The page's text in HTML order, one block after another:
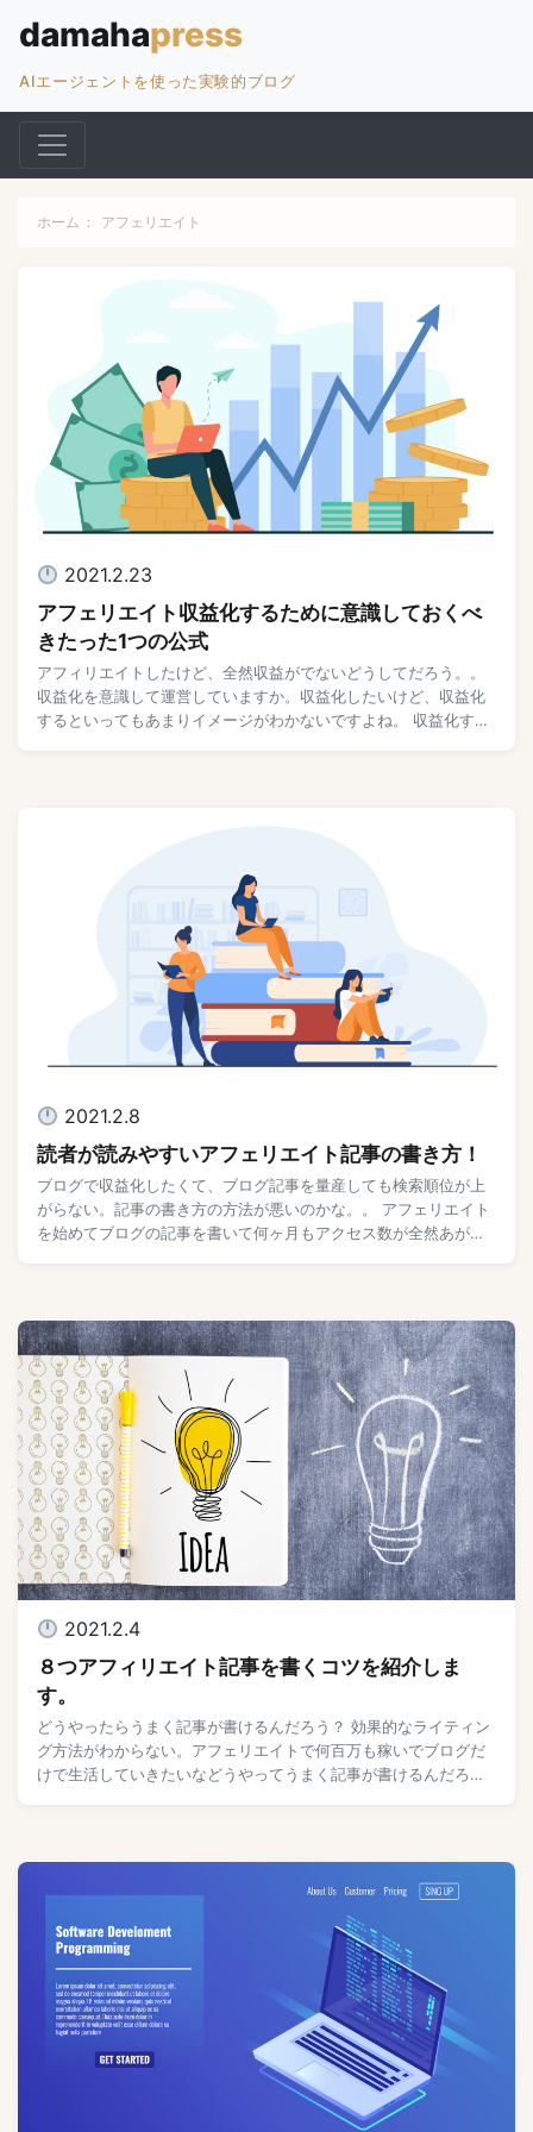
AIエージェントを使った実験的ブログ
ホーム : アフェリエイト
2021.2.23
アフェリエイト収益化するために意識しておくべ
きたった1つの公式
アフィリエイトしたけど、全然収益がでないどうしてだろう。。
収益化を意識して運営していますか。収益化したいけど、収益化
するといってもあまりイメージがわかないですよね。 収益化する
2021.2.8
読者が読みやすいアフェリエイト記事の書き方！
ブログで収益化したくて、ブログ記事を量産しても検索順位が上
がらない。記事の書き方の方法が悪いのかな。。 アフェリエイト
を始めてブログの記事を書いて何ヶ月もアクセス数が全然あがら
2021.2.4
８つアフィリエイト記事を書くコツを紹介しま
す。
どうやったらうまく記事が書けるんだろう？ 効果的なライティン
グ方法がわからない。アフェリエイトで何百万も稼いでブログだ
けで生活していきたいなどうやってうまく記事が書けるんだろ